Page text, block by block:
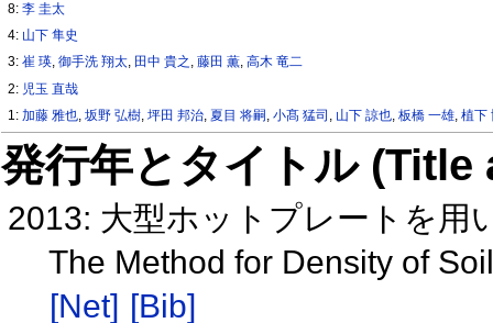
8:李 圭太
4: 山下 隼史
3:崔 瑛,御手洗 翔太, 田中 貴之 ,藤田 薫,高木 竜二
2: 児玉 直哉
1:加藤 雅也 ,坂野 弘樹 ,坪田 邦治 夏目 将嗣 ,小髙 猛司 山下 諒也 ,板橋 一雄 ,植下
発行年とタイトル
2013: 大型ホットプレートを用
The Method for Density of
[Net] [Bib]